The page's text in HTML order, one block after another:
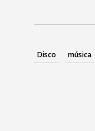
Disco música